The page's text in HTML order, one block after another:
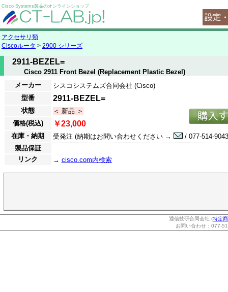
Cisco Systems製品のオンラインショップ
アクセサリ類
Ciscoルータ > 2900 シリーズ
2911-BEZEL=
Cisco 2911 Front Bezel (Replacement Plastic Bezel)
メーカー
シスコシステムズ合同会社 (Cisco)
型番
2911-BEZEL=
状態
＜ 新品 ＞
価格(税込)
￥23,000
在庫・納期 受発注 (納期はお問い合わせください →
/ 077-514-
製品保証
リンク
→ cisco.com内検索
通信技研合同会社 (特定
お問い合わせ：077-